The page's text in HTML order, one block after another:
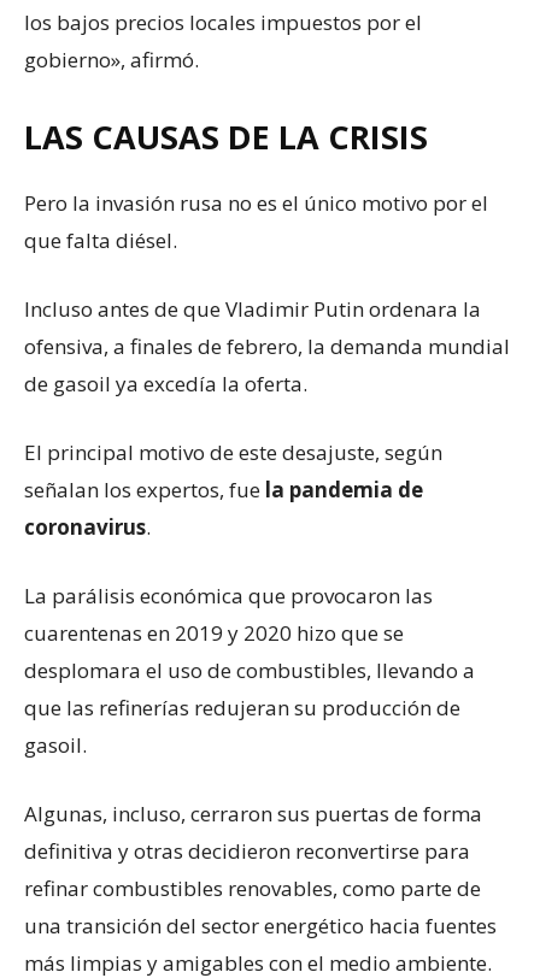
los bajos precios locales impuestos por el
gobierno», afirmó.
LAS CAUSAS DE LA CRISIS
Pero la invasión rusa no es el único motivo por el
que falta diésel.
Incluso antes de que Vladimir Putin ordenara la
ofensiva, a finales de febrero, la demanda mundial
de gasoil ya excedía la oferta.
El principal motivo de este desajuste, según
señalan los expertos, fue la pandemia de
coronavirus.
La parálisis económica que provocaron las
cuarentenas en 2019 y 2020 hizo que se
desplomara el uso de combustibles, llevando a
que las refinerías redujeran su producción de
gasoil.
Algunas, incluso, cerraron sus puertas de forma
definitiva y otras decidieron reconvertirse para
refinar combustibles renovables, como parte de
una transición del sector energético hacia fuentes
más limpias y amigables con el medio ambiente.